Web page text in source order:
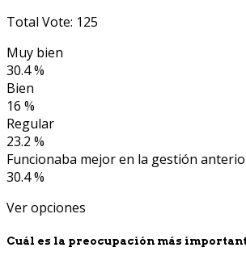
Total Vote: 125
Muy bien
30.4 %
Bien
16 %
Regular
23.2 %
Funcionaba mejor en la gestión
30.4 %
Ver opciones
Cuál es la preocupación más